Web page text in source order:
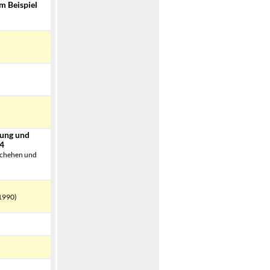
Beispiel
und
und